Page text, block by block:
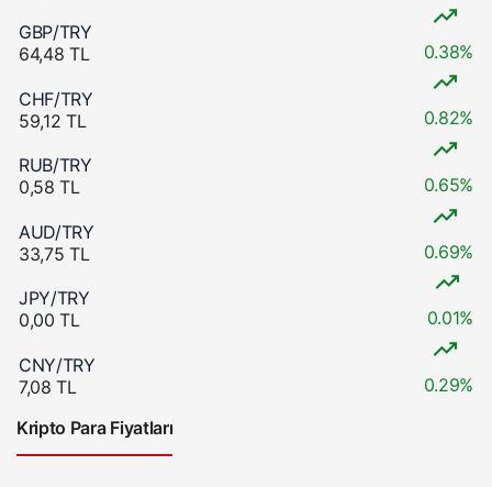
GBP/TRY
64,48 TL
0.38%
CHF/TRY
59,12 TL
0.82%
RUB/TRY
0,58 TL
0.65%
AUD/TRY
33,75 TL
0.69%
JPY/TRY
0,00 TL
0.01%
CNY/TRY
7,08 TL
0.29%
Kripto Para Fiyatları